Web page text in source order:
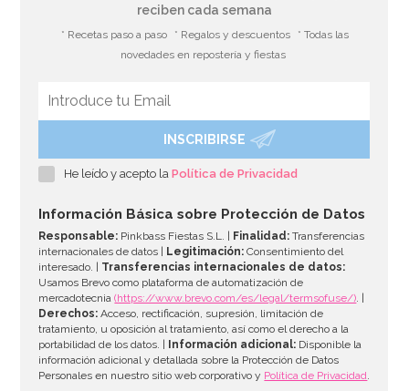
reciben cada semana
* Recetas paso a paso * Regalos y descuentos
* Todas las
novedades en repostería y fiestas
INSCRIBIRSE
He leído y acepto laPolítica de Privacidad
Información Básica sobre Protección de Datos
Responsable: Pinkbass Fiestas S.L. | Finalidad: Transferencias
internacionales de datos | Legitimación: Consentimiento del
interesado. | Transferencias internacionales de datos:
Usamos Brevo como plataforma de automatización de
mercadotecnia(https://www.brevo.com/es/legal/termsofuse/) . |
Derechos: Acceso, rectificación, supresión, limitación de
tratamiento, u oposición al tratamiento, así como el derecho a la
portabilidad de los datos. | Información adicional: Disponible la
información adicional y detallada sobre la Protección de Datos
Personales en nuestro sitio web corporativo y Política de Privacidad